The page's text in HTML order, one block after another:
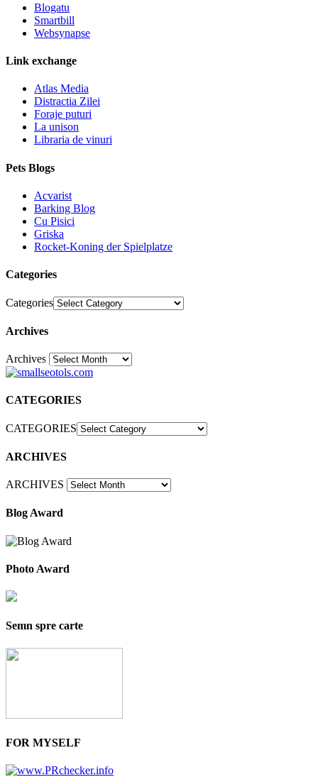
Blogatu
Smartbill
Websynapse
Link exchange
Atlas Media
Distractia Zilei
Foraje puturi
La unison
Libraria de vinuri
Pets Blogs
Acvarist
Barking Blog
Cu Pisici
Griska
Rocket-Koning der Spielplatze
Categories
Categories
Archives
Archives30
CATEGORIES
CATEGORIES
ARCHIVES
ARCHIVES
Blog Award
Photo Award
Semn spre carte
FOR MYSELF